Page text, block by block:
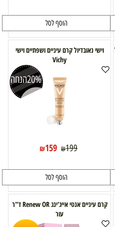
הוסף לסל
וישי נאובדיול קרם עיניים ושפתיים וישי
Vichy
20%הנחה
₪199
₪159
הוסף לסל
קרם עיניים אנטי אייג'ינג Renew OR ד"ר
עור